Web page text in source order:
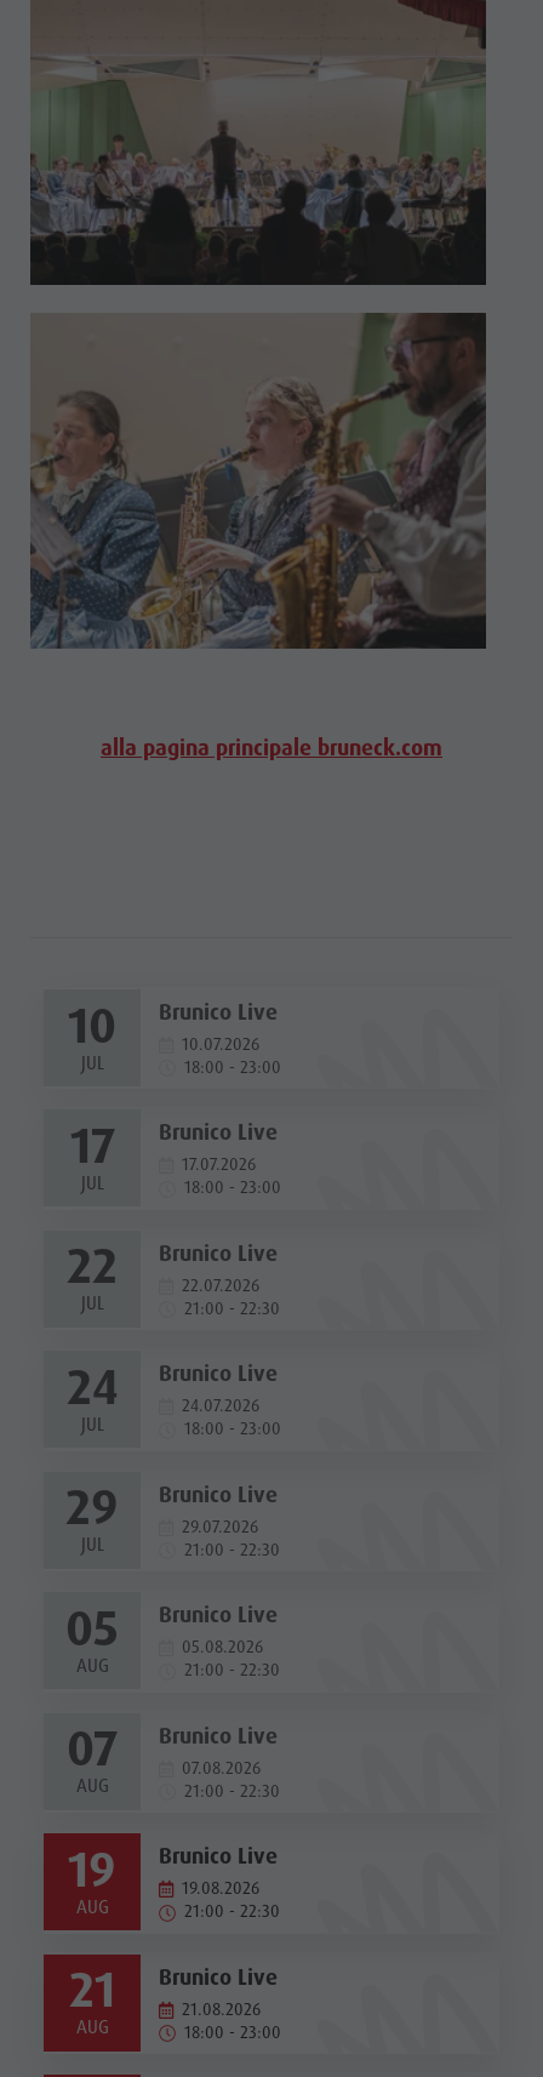
alla pagina principale bruneck.com
10
JUL
Brunico Live
10.07.2026
18:00 - 23:00
17
JUL
Brunico Live
17.07.2026
18:00 - 23:00
22
JUL
Brunico Live
22.07.2026
21:00 - 22:30
24
JUL
Brunico Live
24.07.2026
18:00 - 23:00
29
JUL
Brunico Live
29.07.2026
21:00 - 22:30
05
AUG
Brunico Live
05.08.2026
21:00 - 22:30
07
AUG
Brunico Live
07.08.2026
21:00 - 22:30
19
AUG
Brunico Live
19.08.2026
21:00 - 22:30
21
AUG
Brunico Live
21.08.2026
18:00 - 23:00